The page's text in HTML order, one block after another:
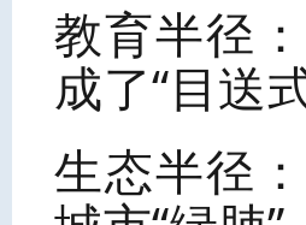
教育半径
成了“目送
生态半径